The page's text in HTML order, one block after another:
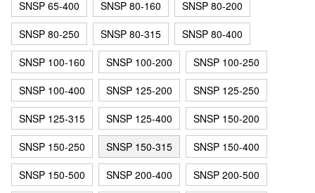
SNSP 65-400
SNSP 80-160
SNSP 80-200
SNSP 80-250
SNSP 80-315
SNSP 80-400
SNSP 100-160
SNSP 100-200
SNSP 100-250
SNSP 100-400
SNSP 125-200
SNSP 125-250
SNSP 125-315
SNSP 125-400
SNSP 150-200
SNSP 150-250
SNSP 150-315
SNSP 150-400
SNSP 150-500
SNSP 200-400 SNSP 200-500